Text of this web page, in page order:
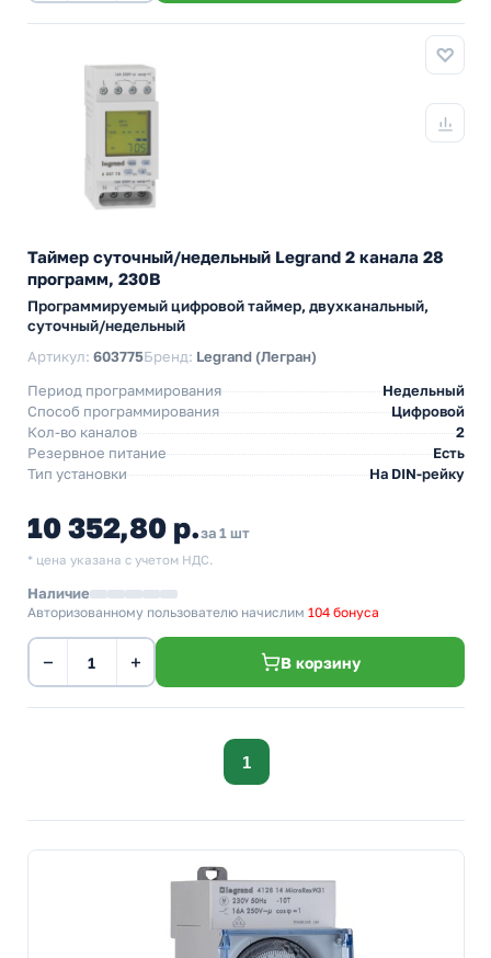
Таймер суточный/недельный Legrand 2 канала 28
программ, 230В
Программируемый цифровой таймер, двухканальный,
суточный/недельный
Артикул: 603775Бренд: Legrand (Легран)
Период программирования
Недельный
Способ программирования
Цифровой
Кол-во каналов
2
Резервное питание
Есть
Тип установки
На DIN-рейку
10 352,80 р.за 1 шт
* цена указана с учетом НДС.
Наличие
Авторизованному пользователю начислим 104 бонуса
− + В корзину
1